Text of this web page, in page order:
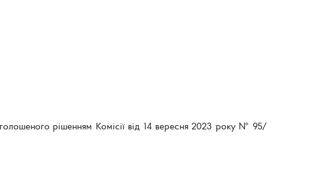
рішенням Комісії від 14 вересня 2023 року № 95/